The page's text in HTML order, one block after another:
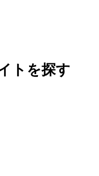
トを探す